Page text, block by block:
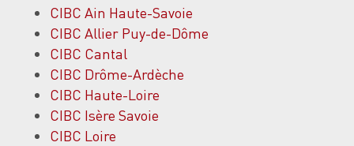
CIBC Ain Haute-Savoie
CIBC Allier Puy-de-Dôme
CIBC Cantal
CIBC Drôme-Ardèche
CIBC Haute-Loire
CIBC Isère Savoie
CIBC Loire